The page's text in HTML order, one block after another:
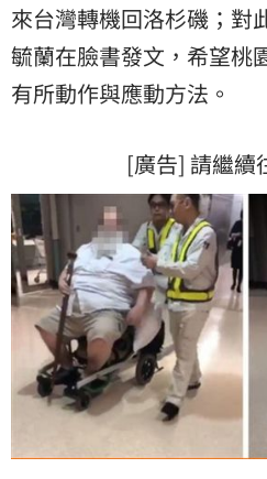
來台灣轉機回洛杉磯；對
毓蘭在臉書發文，希望桃
有所動作與應動方法。
[廣告] 請繼